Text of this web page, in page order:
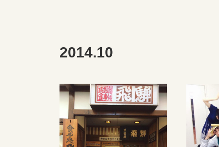
2014.10